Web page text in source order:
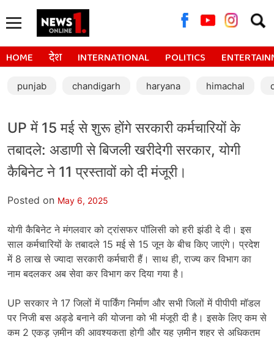
for:
HOME देश INTERNATIONAL POLITICS
punjab chandigarh haryana himachal
UP में 15 मई से शुरू होंगे सरकारी कर्मचारियों के
तबादले: अडाणी से बिजली खरीदेगी सरकार, योगी
कैबिनेट ने 11 प्रस्तावों को दी मंजूरी।
Posted on May 6, 2025
योगी कैबिनेट ने मंगलवार को ट्रांसफर पॉलिसी को हरी झंडी दे दी। इस
साल कर्मचारियों के तबादले 15 मई से 15 जून के बीच किए जाएंगे। प्रदेश
में 8 लाख से ज्यादा सरकारी कर्मचारी हैं। साथ ही, राज्य कर विभाग का
नाम बदलकर अब सेवा कर विभाग कर दिया गया है।
UP सरकार ने 17 जिलों में पार्किंग निर्माण और सभी जिलों में पीपीपी मॉडल
पर निजी बस अड्डे बनाने की योजना को भी मंजूरी दी है। इसके लिए कम से
कम 2 एकड़ ज़मीन की आवश्यकता होगी और यह ज़मीन शहर से अधिकतम